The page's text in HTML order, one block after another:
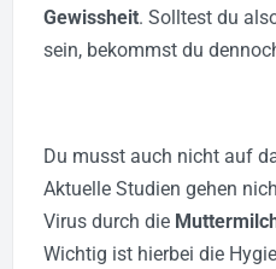
Gewissheit. Solltest du
sein, bekommst du
Du musst auch nicht auf
Aktuelle Studien gehen
Virus durch die
Wichtig ist hierbei die